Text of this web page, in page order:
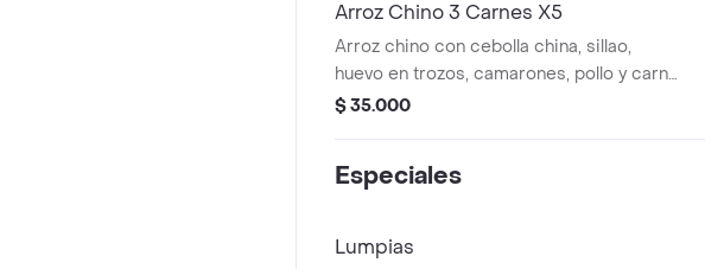
Arroz Chino 3 Carnes X5
Arroz chino con cebolla china, sillao,
huevo en trozos, camarones, pollo y carne
de res, porción para 5 personas.
$ 35.000
Especiales
Lumpias